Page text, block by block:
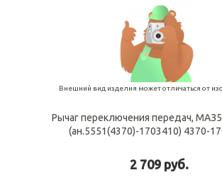
Внешний вид изделия может отличаться от
Рычаг переключения передач,
(ан.5551(4370)-1703410) 4370-
2 709 руб.